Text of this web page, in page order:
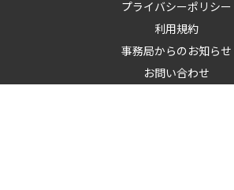
プライバシーポリシー
利用規約
事務局からのお知らせ
お問い合わせ